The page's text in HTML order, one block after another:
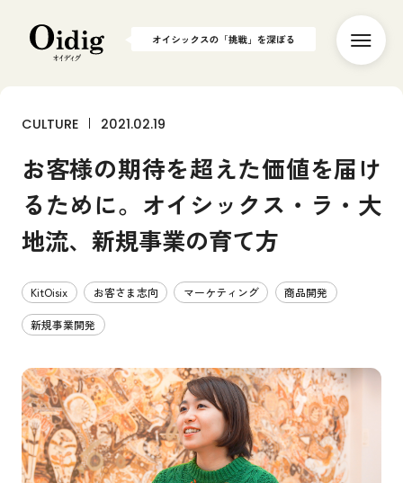
TOP
PEOPLE 社 員 ビュ ー
PROJECT 食 ら世界を
CULTURE 働 き 方 や社 内制度
PUBL
TAG
動画記事 Oisix
マーケティング
CULTURE 2021.02.19
お客様の期待を超えた価値を届け
るために。オイシックス・ラ・大
地流、新規事業の育て方
KitOisix お客さま志向 マーケティング 商品開発
新規事業開発